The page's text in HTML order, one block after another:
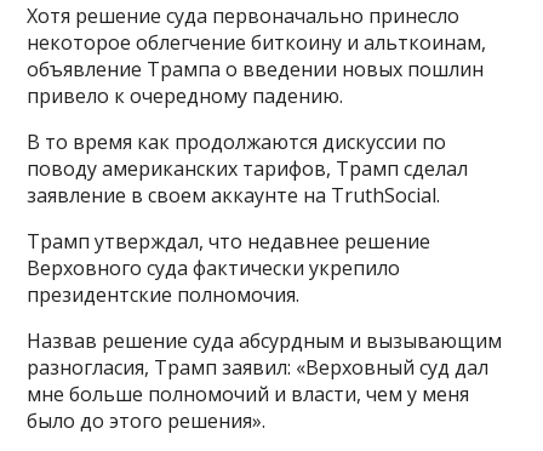
Хотя решение суда первоначально принесло
некоторое облегчение биткоину и альткоинам,
объявление Трампа о введении новых пошлин
привело к очередному падению.
В то время как продолжаются дискуссии по
поводу американских тарифов, Трамп сделал
заявление в своем аккаунте на TruthSocial.
Трамп утверждал, что недавнее решение
Верховного суда фактически укрепило
президентские полномочия.
Назвав решение суда абсурдным и вызывающим
разногласия, Трамп заявил: «Верховный суд дал
мне больше полномочий и власти, чем у меня
было до этого решения».